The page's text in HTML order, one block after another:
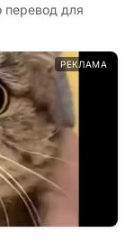
перевод для
РЕКЛАМА